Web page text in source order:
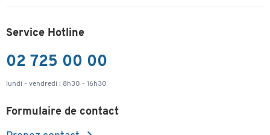
Service Hotline
02 725 00 00
lundi - vendredi : 8h30 - 16h30
Formulaire de contact